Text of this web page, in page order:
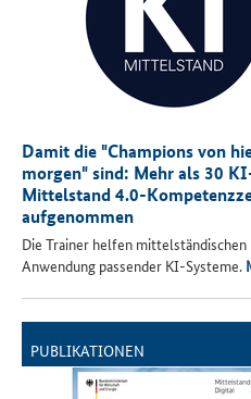
Damit die "Champions von
morgen" sind: Mehr als 30
Mittelstand 4.0-
aufgenommen
Die Trainer helfen
Anwendung passender KI-Systeme.
PUBLIKATIONEN